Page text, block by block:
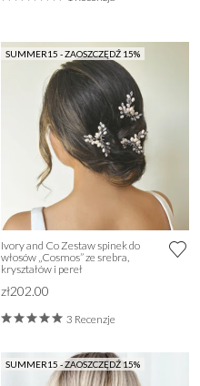
SUMMER15 - ZAOSZCZĘDŹ 15%
Ivory and Co Zestaw spinek do
włosów „Cosmos” ze srebra,
kryształów i pereł
zł202.00
3 Recenzje
SUMMER15 - ZAOSZCZĘDŹ 15%